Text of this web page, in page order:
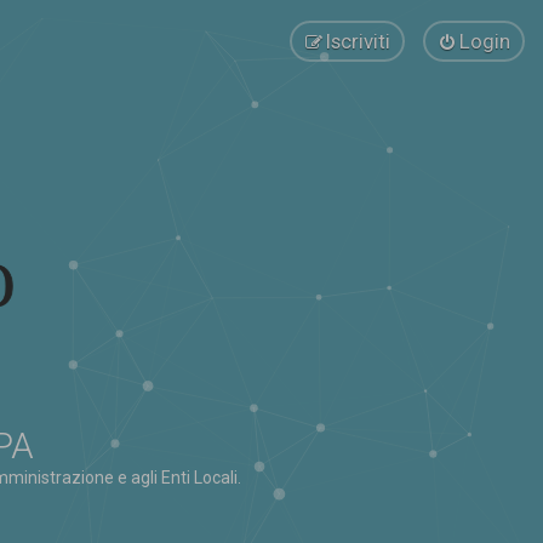
Login
Iscriviti
e agli Enti Locali.